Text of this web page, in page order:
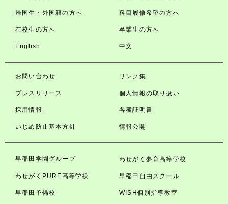
帰国生・外国籍の方へ 科目履修希望の方へ
在校生の方へ 卒業生の方へ
English 中文
お問い合わせ リンク集
プレスリリース 個人情報の取り扱い
採用情報 各種証明書
いじめ防止基本方針 情報公開
早稲田学園グループ わせがく夢育高等学校
わせがくPURE高等学校 早稲田自由スクール
早稲田予備校 WISH個別指導教室